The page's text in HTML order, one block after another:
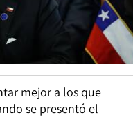
mejor a los que
se presentó el